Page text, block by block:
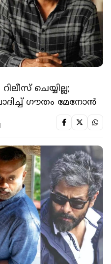
ചെയ്യില്ല;
ഗൗതം മേനോൻ